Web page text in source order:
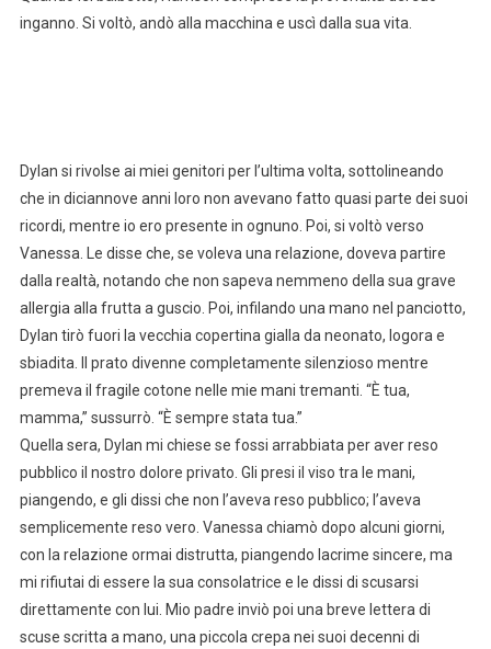
inganno. Si voltò, andò alla macchina e uscì dalla sua vita.
Dylan si rivolse ai miei genitori per l’ultima volta, sottolineando
che in diciannove anni loro non avevano fatto quasi parte dei suoi
ricordi, mentre io ero presente in ognuno. Poi, si voltò verso
Vanessa. Le disse che, se voleva una relazione, doveva partire
dalla realtà, notando che non sapeva nemmeno della sua grave
allergia alla frutta a guscio. Poi, infilando una mano nel panciotto,
Dylan tirò fuori la vecchia copertina gialla da neonato, logora e
sbiadita. Il prato divenne completamente silenzioso mentre
premeva il fragile cotone nelle mie mani tremanti. “È tua,
mamma,” sussurrò. “È sempre stata tua.”
Quella sera, Dylan mi chiese se fossi arrabbiata per aver reso
pubblico il nostro dolore privato. Gli presi il viso tra le mani,
piangendo, e gli dissi che non l’aveva reso pubblico; l’aveva
semplicemente reso vero. Vanessa chiamò dopo alcuni giorni,
con la relazione ormai distrutta, piangendo lacrime sincere, ma
mi rifiutai di essere la sua consolatrice e le dissi di scusarsi
direttamente con lui. Mio padre inviò poi una breve lettera di
scuse scritta a mano, una piccola crepa nei suoi decenni di